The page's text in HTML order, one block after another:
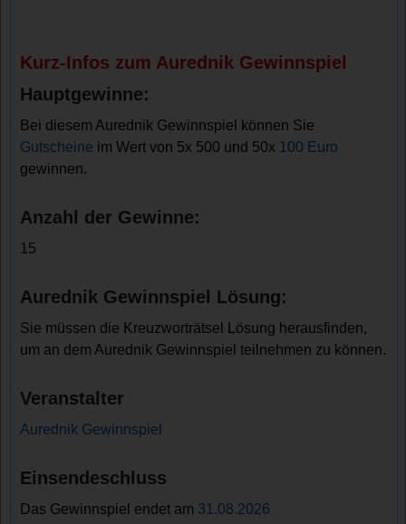
Kurz-Infos zum Aurednik Gewinnspiel
Hauptgewinne:
Bei diesem Aurednik Gewinnspiel können Sie
Gutscheine im Wert von 5x 500 und 50x 100 Euro
gewinnen.
Anzahl der Gewinne:
15
Aurednik Gewinnspiel Lösung:
Sie müssen die Kreuzworträtsel Lösung herausfinden,
um an dem Aurednik Gewinnspiel teilnehmen zu können.
Veranstalter
Aurednik Gewinnspiel
Einsendeschluss
Das Gewinnspiel endet am 31.08.2026